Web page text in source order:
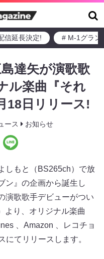
信延長決定! # M-1グラン
達矢が演歌歌
ル楽曲『それ
18日リリース!
ース お知らせ
しもと（BS265ch）で放
ン』の企画から誕生し
演歌歌手デビューがつい
より、オリジナル楽曲
、Amazon 、レコチョ
にてリリースします。